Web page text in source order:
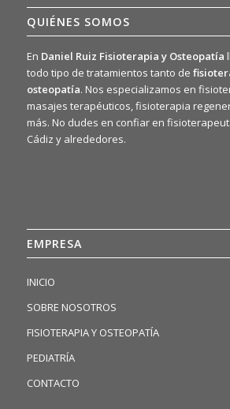
QUIÉNES SOMOS
En Daniel Ruiz Fisioterapia y Osteopatía
todo tipo de tratamientos tanto de
osteopatía. Nos especializamos en
masajes terapéuticos, fisioterapia
más. No dudes en confiar en
Cádiz y alrededores.
EMPRESA
INICIO
SOBRE NOSOTROS
FISIOTERAPIA Y OSTEOPATÍA
PEDIATRÍA
CONTACTO